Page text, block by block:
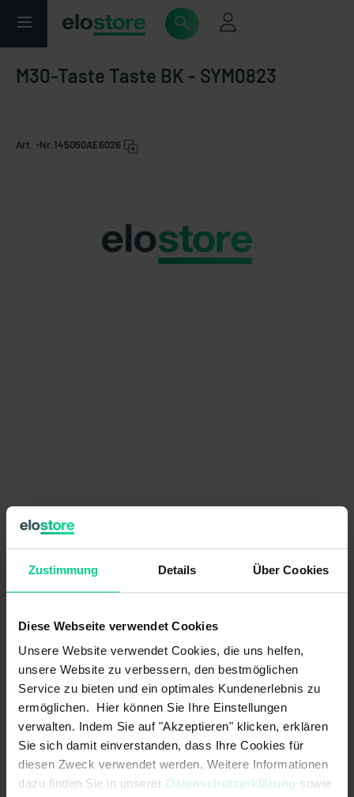
Zustimmung Details Über Cookies
Diese Webseite verwendet Cookies
Unsere Website verwendet Cookies, die uns helfen,
unsere Website zu verbessern, den bestmöglichen
Service zu bieten und ein optimales Kundenerlebnis zu
ermöglichen. Hier können Sie Ihre Einstellungen
verwalten. Indem Sie auf "Akzeptieren" klicken, erklären
Sie sich damit einverstanden, dass Ihre Cookies für
diesen Zweck verwendet werden. Weitere Informationen
dazu finden Sie in unserer Datenschutzerklärung sowie
M30-Taste Taste BK - SYM0823
Art. -Nr. 145050AE6026
51,89 €
verfügbar (75 Stk.), Lieferzeit 1-3 Tage
Stückzahl Preis
ab 5 Stk. 49,29 €
- 5 %
ab 10 Stk.
45,60 €
- 12 %
ab 25 Stk.
41,04 €
- 21 %
ab 50 Stk.
36,93 €
- 29 %
ab 100 Stk.
33,24 € - 36 %
In den Warenkorb